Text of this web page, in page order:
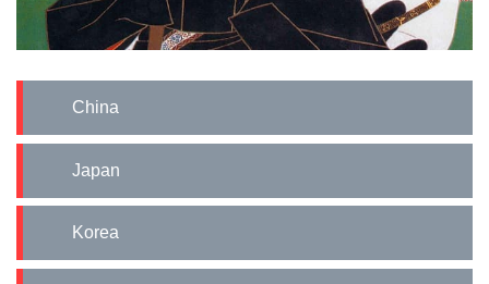
China
Japan
Korea